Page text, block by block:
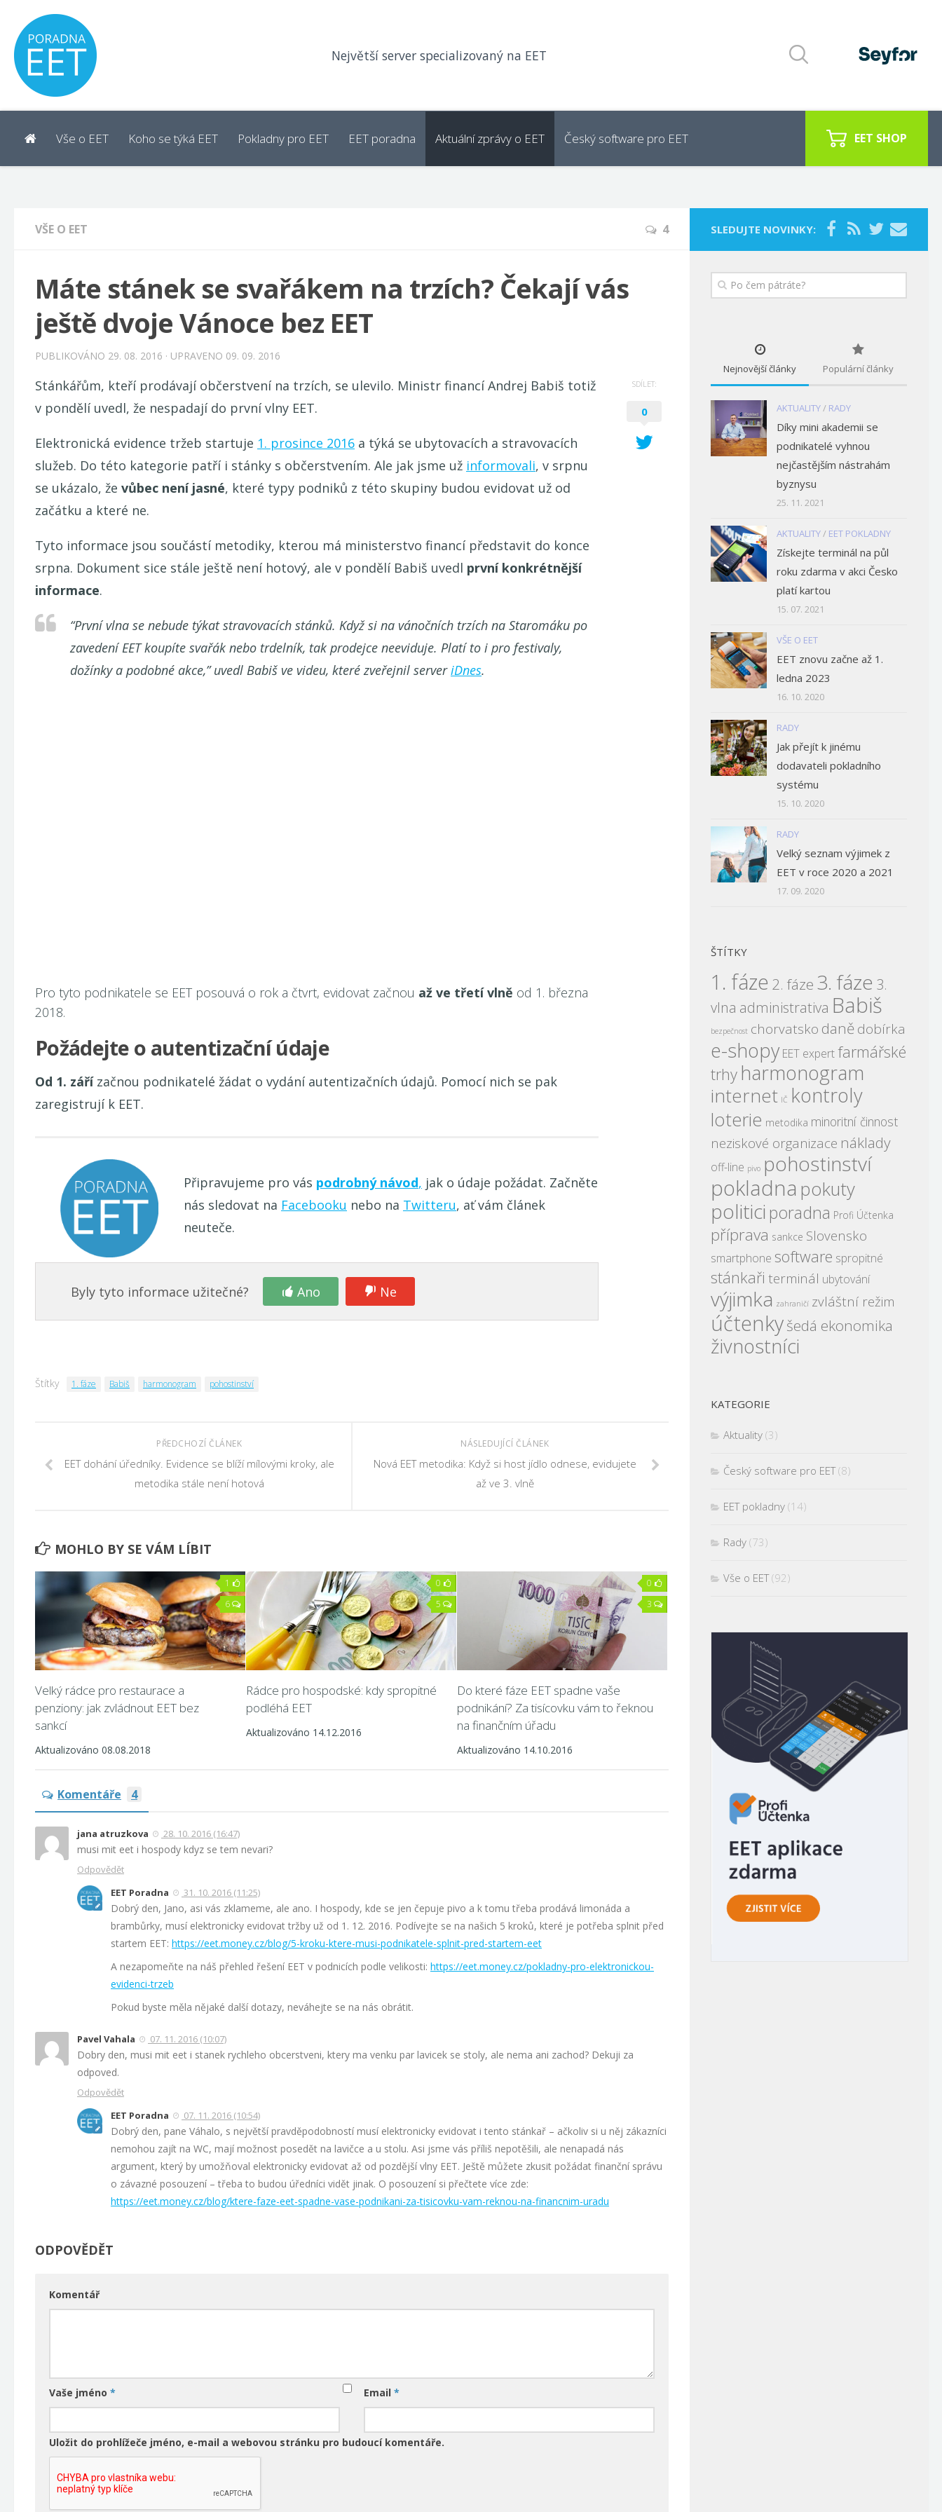
Největší server specializovaný na EET
Vše o EET Koho se týká EET Pokladny pro EET EET poradna Aktuální zprávy o EET Český software pro EET EET SHOP
VŠE O EET 4
Máte stánek se svařákem na trzích? Čekají vás
ještě dvoje Vánoce bez EET
PUBLIKOVÁNO 29. 08. 2016 · UPRAVENO 09. 09. 2016
Stánkářům, kteří prodávají občerstvení na trzích, se ulevilo. Ministr financí Andrej Babiš totiž
v pondělí uvedl, že nespadají do první vlny EET.
Elektronická evidence tržeb startuje 1. prosince 2016 a týká se ubytovacích a stravovacích
služeb. Do této kategorie patří i stánky s občerstvením. Ale jak jsme už informovali, v srpnu
se ukázalo, že vůbec není jasné, které typy podniků z této skupiny budou evidovat už od
začátku a které ne.
Tyto informace jsou součástí metodiky, kterou má ministerstvo financí představit do konce
srpna. Dokument sice stále ještě není hotový, ale v pondělí Babiš uvedl první konkrétnější
informace.
“První vlna se nebude týkat stravovacích stánků. Když si na vánočních trzích na Staromáku po
zavedení EET koupíte svařák nebo trdelník, tak prodejce neeviduje. Platí to i pro festivaly,
dožínky a podobné akce,” uvedl Babiš ve videu, které zveřejnil serveriDnes.
Pro tyto podnikatele se EET posouvá o rok a čtvrt, evidovat začnou až ve třetí vlně od 1. března
2018.
Požádejte o autentizační údaje
Od 1. zářízačnou podnikatelé žádat o vydání autentizačních údajů. Pomocí nich se pak
zaregistrují k EET.
Připravujeme pro vás podrobný návod, jak o údaje požádat. Začněte
nás sledovat na Facebooku nebo na Twitteru, ať vám článek
neuteče.
Byly tyto informace užitečné? Ano Ne
SDÍLET:
0
Štítky 1. fáze Babiš harmonogram pohostinství
NÁSLEDUJÍCÍ ČLÁNEK
Nová EET metodika: Když si host jídlo odnese, evidujete
až ve 3. vlně
PŘEDCHOZÍ ČLÁNEK
EET dohání úředníky. Evidence se blíží mílovými kroky, ale
metodika stále není hotová
MOHLO BY SE VÁM LÍBIT
1
6
Velký rádce pro restaurace a
penziony: jak zvládnout EET bez
sankcí
Aktualizováno 08.08.2018
0
5
Rádce pro hospodské: kdy spropitné
podléhá EET
Aktualizováno 14.12.2016
0
3
Do které fáze EET spadne vaše
podnikání? Za tisícovku vám to řeknou
na finančním úřadu
Aktualizováno 14.10.2016
Komentáře 4
jana atruzkova 28. 10. 2016 (16:47)
musi mit eet i hospody kdyz se tem nevari?
Odpovědět
EET Poradna
31. 10. 2016 (11:25)
Dobrý den, Jano, asi vás zklameme, ale ano. I hospody, kde se jen čepuje pivo a k tomu třeba prodává limonáda a
brambůrky, musí elektronicky evidovat tržby už od 1. 12. 2016. Podívejte se na našich 5 kroků, které je potřeba splnit před
startem EET: https://eet.money.cz/blog/5-kroku-ktere-musi-podnikatele-splnit-pred-startem-eet
A nezapomeňte na náš přehled řešení EET v podnicích podle velikosti: https://eet.money.cz/pokladny-pro-elektronickou-
evidenci-trzeb
Pokud byste měla nějaké další dotazy, neváhejte se na nás obrátit.
Pavel Vahala 07. 11. 2016 (10:07)
Dobry den, musi mit eet i stanek rychleho obcerstveni, ktery ma venku par lavicek se stoly, ale nema ani zachod? Dekuji za
odpoved.
Odpovědět
EET Poradna
07. 11. 2016 (10:54)
Dobrý den, pane Váhalo, s největší pravděpodobností musí elektronicky evidovat i tento stánkař – ačkoliv si u něj zákazníci
nemohou zajít na WC, mají možnost posedět na lavičce a u stolu. Asi jsme vás příliš nepotěšili, ale nenapadá nás
argument, který by umožňoval elektronicky evidovat až od pozdější vlny EET. Ještě můžete zkusit požádat finanční správu
o závazné posouzení – třeba to budou úředníci vidět jinak. O posouzení si přečtete více zde:
https://eet.money.cz/blog/ktere-faze-eet-spadne-vase-podnikani-za-tisicovku-vam-reknou-na-financnim-uradu
ODPOVĚDĚT
Komentář
Vaše jméno * Email *
Uložit do prohlížeče jméno, e-mail a webovou stránku pro budoucí komentáře.
SLEDUJTE NOVINKY:
Nejnovější články Populární články
AKTUALITY/ RADY
Díky mini akademii se
podnikatelé vyhnou
nejčastějším nástrahám
byznysu
25. 11. 2021
AKTUALITY/ EET POKLADNY
Získejte terminál na půl
roku zdarma v akci Česko
platí kartou
15. 07. 2021
VŠE O EET
EET znovu začne až 1.
ledna 2023
16. 10. 2020
RADY
Jak přejít k jinému
dodavateli pokladního
systému
15. 10. 2020
RADY
Velký seznam výjimek z
EET v roce 2020 a 2021
17. 09. 2020
ŠTÍTKY
1. fáze 2. fáze 3. fáze 3.
vlna administrativa Babiš
bezpečnost chorvatsko danědobírka
e-shopy EET expertfarmářské
trhy harmonogram
internet IČ kontroly
loterie metodika minoritní činnost
neziskové organizace náklady
off-line pivo pohostinství
pokladna pokuty
politici poradna Profi Účtenka
příprava sankce Slovensko
smartphone software spropitné
stánkaři terminál ubytování
výjimka zahraničí zvláštní režim
účtenkyšedá ekonomika
živnostníci
KATEGORIE
Aktuality (3)
Český software pro EET(8)
EET pokladny (14)
Rady (73)
Vše o EET(92)